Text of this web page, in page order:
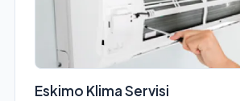
Eskimo Klima Servisi